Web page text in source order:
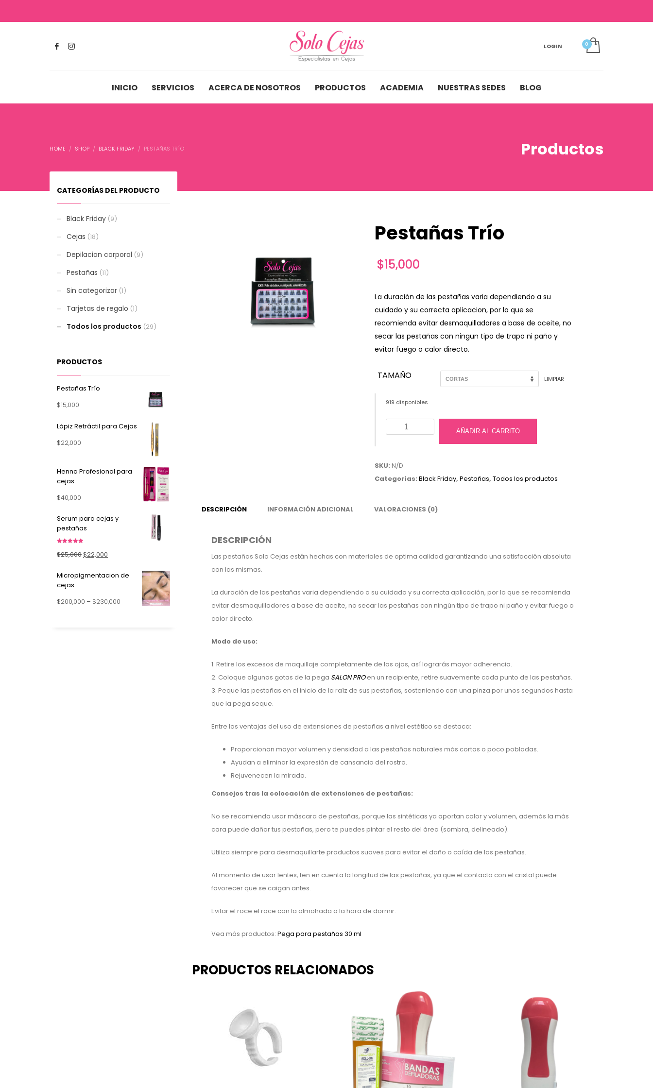
LOGIN
INICIO SERVICIOS ACERCA DE NOSOTROS PRODUCTOS ACADEMIA NUESTRAS SEDES BLOG
HOME SHOP BLACK FRIDAY PESTAÑAS TRÍO Productos
Pestañas Trío
$15,000
La duración de las pestañas varia dependiendo a su
cuidado y su correcta aplicacion, por lo que se
recomienda evitar desmaquilladores a base de aceite, no
secar las pestañas con ningun tipo de trapo ni paño y
evitar fuego o calor directo.
TAMAÑO LIMPIAR
919 disponibles
Pestañas
AÑADIR AL CARRITO
SKU: N/D
Categorías: Black Friday, Pestañas, Todos los productos
DESCRIPCIÓN INFORMACIÓN ADICIONAL VALORACIONES (0)
DESCRIPCIÓN
Las pestañas Solo Cejas están hechas con materiales de optima calidad garantizando una satisfacción absoluta
con las mismas.
La duración de las pestañas varia dependiendo a su cuidado y su correcta aplicación, por lo que se recomienda
evitar desmaquilladores a base de aceite, no secar las pestañas con ningún tipo de trapo ni paño y evitar fuego o
calor directo.
Modo de uso:
1. Retire los excesos de maquillaje completamente de los ojos, así lograrás mayor adherencia.
2. Coloque algunas gotas de la pega SALON PRO en un recipiente, retire suavemente cada punto de las pestañas.
3. Peque las pestañas en el inicio de la raíz de sus pestañas, sosteniendo con una pinza por unos segundos hasta
que la pega seque.
Entre las ventajas del uso de extensiones de pestañas a nivel estético se destaca:
Proporcionan mayor volumen y densidad a las pestañas naturales más cortas o poco pobladas.
Ayudan a eliminar la expresión de cansancio del rostro.
Rejuvenecen la mirada.
Consejos tras la colocación de extensiones de pestañas:
No se recomienda usar máscara de pestañas, porque las sintéticas ya aportan color y volumen, además la más
cara puede dañar tus pestañas, pero te puedes pintar el resto del área (sombra, delineado).
Utiliza siempre para desmaquillarte productos suaves para evitar el daño o caída de las pestañas.
Al momento de usar lentes, ten en cuenta la longitud de las pestañas, ya que el contacto con el cristal puede
favorecer que se caigan antes.
Evitar el roce el roce con la almohada a la hora de dormir.
Vea más productos: Pega para pestañas 30 ml
PRODUCTOS RELACIONADOS
CATEGORÍAS DEL PRODUCTO
Black Friday (9)
Cejas (18)
Depilacion corporal (9)
Pestañas (11)
Sin categorizar (1)
Tarjetas de regalo (1)
Todos los productos (29)
PRODUCTOS
Pestañas Trío
$15,000
Lápiz Retráctil para Cejas
$22,000
Henna Profesional para
cejas
$40,000
Serum para cejas y
pestañas
5.00de 5
$25,000Original
was:
$22,000
is:
Micropigmentacion de
cejas
$200,000 – $230,000